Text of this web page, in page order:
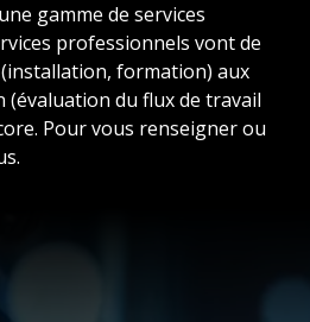
gamme de services
professionnels vont de
formation) aux
(évaluation du flux de travail
Pour vous renseigner ou